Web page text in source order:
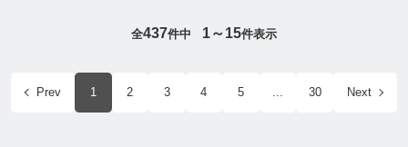
全437件中 1～15件表示
Prev 1 2 3 4 5 ... 30 Next